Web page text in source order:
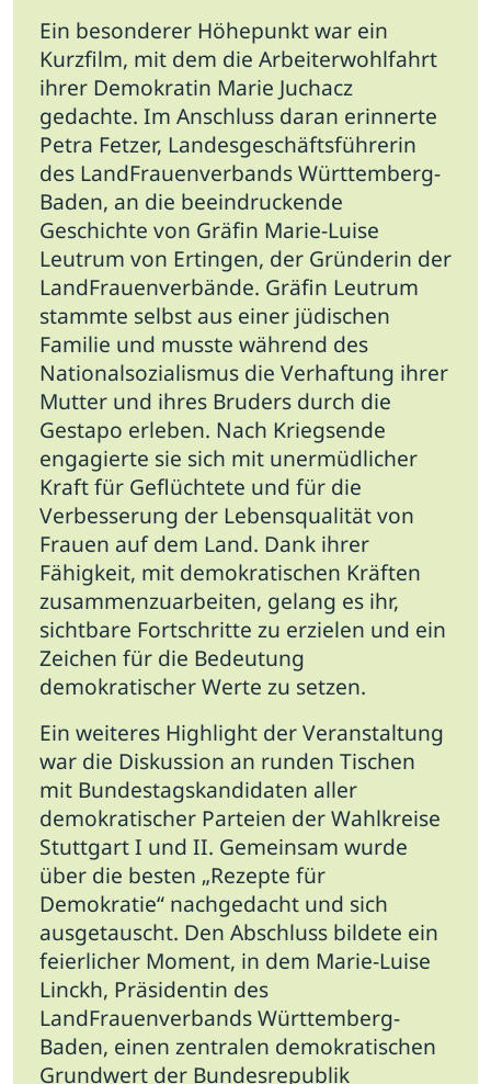
Ein besonderer Höhepunkt war ein
Kurzfilm, mit dem die Arbeiterwohlfahrt
ihrer Demokratin Marie Juchacz
gedachte. Im Anschluss daran erinnerte
Petra Fetzer, Landesgeschäftsführerin
des LandFrauenverbands Württemberg-
Baden, an die beeindruckende
Geschichte von Gräfin Marie-Luise
Leutrum von Ertingen, der Gründerin der
LandFrauenverbände. Gräfin Leutrum
stammte selbst aus einer jüdischen
Familie und musste während des
Nationalsozialismus die Verhaftung ihrer
Mutter und ihres Bruders durch die
Gestapo erleben. Nach Kriegsende
engagierte sie sich mit unermüdlicher
Kraft für Geflüchtete und für die
Verbesserung der Lebensqualität von
Frauen auf dem Land. Dank ihrer
Fähigkeit, mit demokratischen Kräften
zusammenzuarbeiten, gelang es ihr,
sichtbare Fortschritte zu erzielen und ein
Zeichen für die Bedeutung
demokratischer Werte zu setzen.
Ein weiteres Highlight der Veranstaltung
war die Diskussion an runden Tischen
mit Bundestagskandidaten aller
demokratischer Parteien der Wahlkreise
Stuttgart I und II. Gemeinsam wurde
über die besten „Rezepte für
Demokratie“ nachgedacht und sich
ausgetauscht. Den Abschluss bildete ein
feierlicher Moment, in dem Marie-Luise
Linckh, Präsidentin des
LandFrauenverbands Württemberg-
Baden, einen zentralen demokratischen
Grundwert der Bundesrepublik